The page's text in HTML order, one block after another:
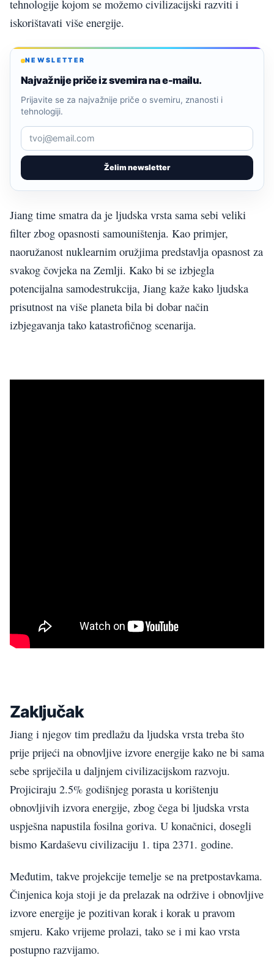
tehnologije kojom se možemo civilizacijski razviti i
iskorištavati više energije.
NEWSLETTER
Najvažnije priče iz svemira na e-mailu.
Želim newsletter
Prijavite se za najvažnije priče o svemiru, znanosti i
tehnologiji.
Jiang time smatra da je ljudska vrsta sama sebi veliki
filter zbog opasnosti samouništenja. Kao primjer,
naoružanost nuklearnim oružjima predstavlja opasnost za
svakog čovjeka na Zemlji. Kako bi se izbjegla
potencijalna samodestrukcija, Jiang kaže kako ljudska
prisutnost na više planeta bila bi dobar način
izbjegavanja tako katastrofičnog scenarija.
Zaključak
Jiang i njegov tim predlažu da ljudska vrsta treba što
prije prijeći na obnovljive izvore energije kako ne bi sama
sebe spriječila u daljnjem civilizacijskom razvoju.
Projiciraju 2.5% godišnjeg porasta u korištenju
obnovljivih izvora energije, zbog čega bi ljudska vrsta
uspješna napustila fosilna goriva. U konačnici, dosegli
bismo Kardaševu civilizaciju 1. tipa 2371. godine.
Međutim, takve projekcije temelje se na pretpostavkama.
Činjenica koja stoji je da prelazak na održive i obnovljive
izvore energije je pozitivan korak i korak u pravom
smjeru. Kako vrijeme prolazi, tako se i mi kao vrsta
postupno razvijamo.